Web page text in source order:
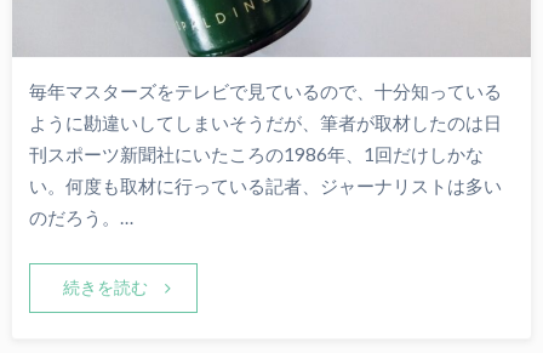
毎年マスターズをテレビで見ているので、十分知っている
ように勘違いしてしまいそうだが、筆者が取材したのは日
刊スポーツ新聞社にいたころの1986年、1回だけしかな
い。何度も取材に行っている記者、ジャーナリストは多い
のだろう。…
続きを読む